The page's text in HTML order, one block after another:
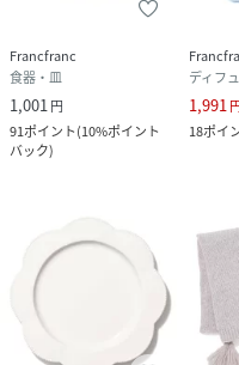
Francfranc
食器・皿
1,001円
91ポイント(10%ポイント
バック)
1,991
18ポイ